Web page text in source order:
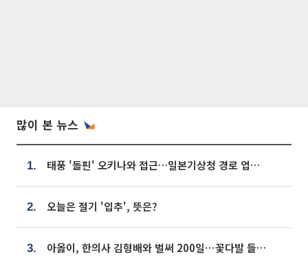
많이 본 뉴스
1. 태풍 '돌핀' 오키나와 접근…일본기상청 경로 업데이트
2. 오늘은 절기 '입추', 뜻은?
3. 아옳이, 한의사 김형배와 벌써 200일⋯꽃다발 들고 "프러포즈 아냐"